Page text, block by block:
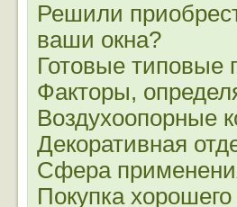
Решили
ваши окна?
Готовые типовые
Факторы,
Воздухоопорные
Декоративная
Сфера
Покупка